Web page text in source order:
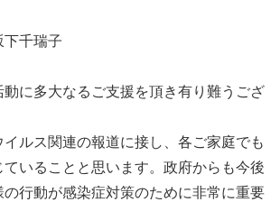
子
に多大なるご支援を頂き有り難うござ
ルス関連の報道に接し、各ご家庭でも
いることと思います。政府からも今後
の行動が感染症対策のために非常に重要